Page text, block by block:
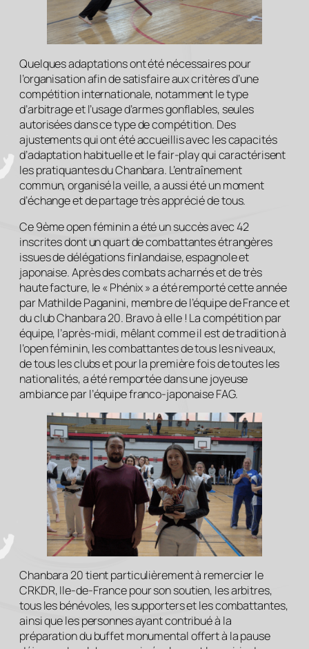
Quelques adaptations ont été nécessaires pour
l’organisation afin de satisfaire aux critères d’une
compétition internationale, notamment le type
d’arbitrage et l’usage d’armes gonflables, seules
autorisées dans ce type de compétition. Des
ajustements qui ont été accueillis avec les capacités
d’adaptation habituelle et le fair-play qui caractérisent
les pratiquantes du Chanbara. L’entraînement
commun, organisé la veille, a aussi été un moment
d’échange et de partage très apprécié de tous.
Ce 9ème open féminin a été un succès avec 42
inscrites dont un quart de combattantes étrangères
issues de délégations finlandaise, espagnole et
japonaise. Après des combats acharnés et de très
haute facture, le « Phénix » a été remporté cette année
par Mathilde Paganini, membre de l’équipe de France et
du club Chanbara 20. Bravo à elle ! La compétition par
équipe, l’après-midi, mêlant comme il est de tradition à
l’open féminin, les combattantes de tous les niveaux,
de tous les clubs et pour la première fois de toutes les
nationalités, a été remportée dans une joyeuse
ambiance par l’équipe franco-japonaise FAG.
Chanbara 20 tient particulièrement à remercier le
CRKDR, Ile-de-France pour son soutien, les arbitres,
tous les bénévoles, les supporters et les combattantes,
ainsi que les personnes ayant contribué à la
préparation du buffet monumental offert à la pause